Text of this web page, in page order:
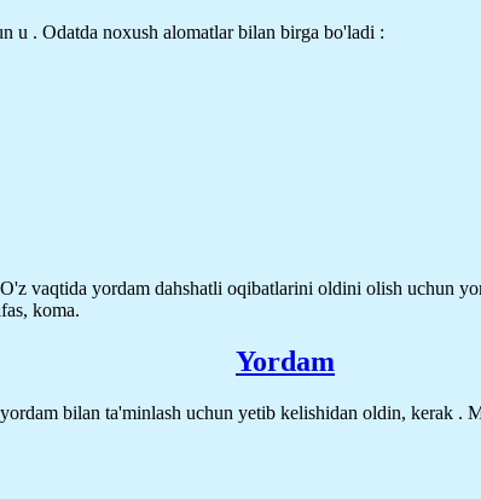
u . Odatda noxush alomatlar bilan birga bo'ladi :
vaqtida yordam dahshatli oqibatlarini oldini olish uchun
koma.
Yordam
bilan ta'minlash uchun yetib kelishidan oldin, kerak .